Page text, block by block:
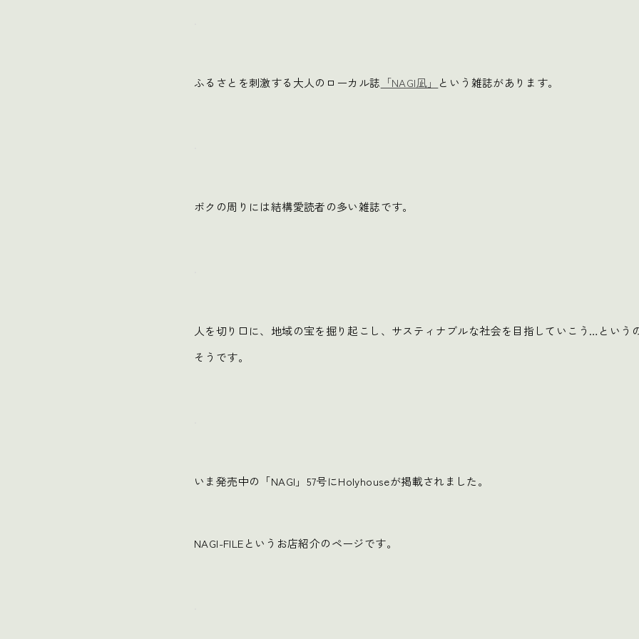
ふるさとを刺激する大人のローカル誌 「NAGI凪」 という雑誌があります。
ボクの周りには結構愛読者の多い雑誌です。
人を切り口に、地域の宝を掘り起こし、サスティナブルな社会を目指していこう…という
そうです。
いま発売中の「NAGI」57号にHolyhouseが掲載されました。
NAGI-FILEというお店紹介のページです。